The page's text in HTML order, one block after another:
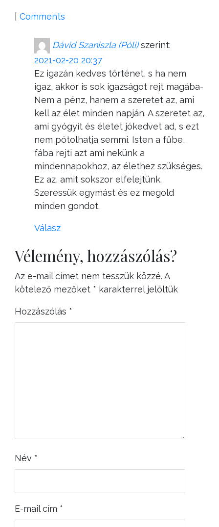
Comments
Dávid Szaniszla (Póli) szerint:
2021-02-20 20:37
Ez igazán kedves történet, s ha nem
igaz, akkor is sok igazságot rejt magába-
Nem a pénz, hanem a szeretet az, ami
kell az élet minden napján. A szeretet az,
ami gyógyít és életet jókedvet ad, s ezt
nem pótolhatja semmi. Isten a fűbe,
fába rejti azt ami nekünk a
mindennapokhoz, az élethez szükséges.
Ez az, amit sokszor elfelejtünk.
Szeressük egymást és ez megold
minden gondot.
Válasz
Vélemény, hozzászólás?
Az e-mail címet nem tesszük közzé. A
kötelező mezőket * karakterrel jelöltük
Hozzászólás *
Név *
E-mail cím *